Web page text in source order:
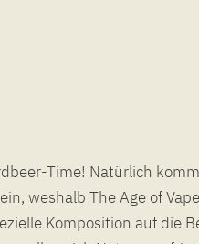
Time! Natürlich
weshalb The Age of
Komposition auf die
Aroma mundet nicht
idealer Begleiter an